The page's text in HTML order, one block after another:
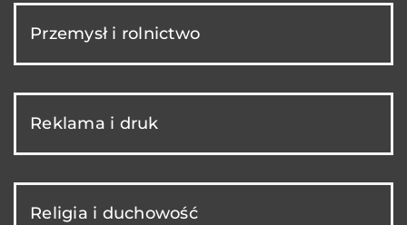
Przemysł i rolnictwo
Reklama i druk
Religia i duchowość